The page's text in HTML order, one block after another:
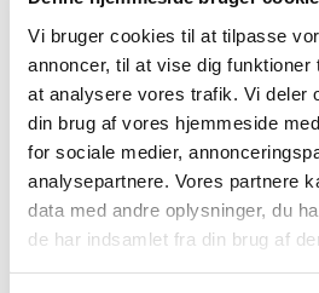
Vi bruger cookies til at tilpasse
annoncer, til at vise dig
at analysere vores trafik. Vi deler
din brug af vores hjemmeside
for sociale medier,
analysepartnere. Vores partnere
data med andre oplysninger, du
de har indsamlet fra din brug af
DB.nr. 2292763
EAN-nr.
Bedst